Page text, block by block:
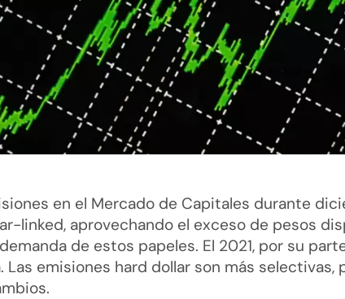
en el Mercado de Capitales durante
linked, aprovechando el exceso de pesos
de estos papeles. El 2021, por su
emisiones hard dollar son más selectivas,